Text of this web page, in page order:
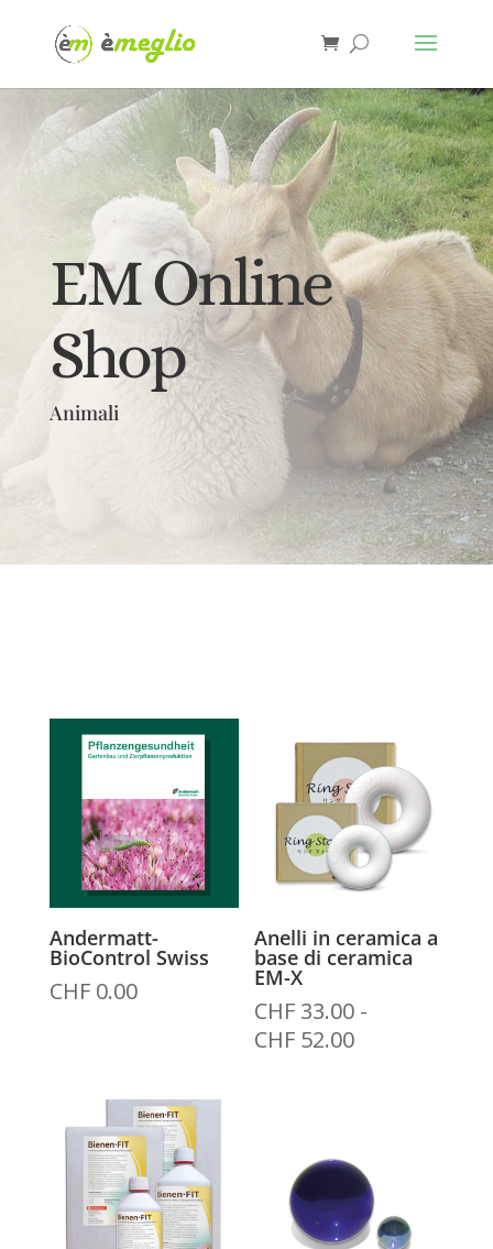
EM Online
Shop
Animali
Andermatt-
BioControl Swiss
CHF0.00
Anelli in ceramica a
base di ceramica
EM-X
CHF 33.00 -
CHF 52.00Fascia
a
CHF 52.00